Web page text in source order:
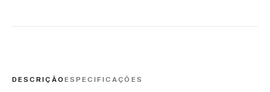
DESCRIÇÃO ESPECIFICAÇÕES